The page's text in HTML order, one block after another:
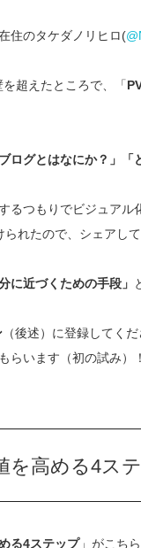
住のタケダノリヒロ(
超えたところで、「
ログとはなにか？」
るつもりでビジュア
られたので、シェアし
に近づくための手段」
（後述）に登録してく
らいます（初の試み）
を高める4ス
る4ステップ」がこち